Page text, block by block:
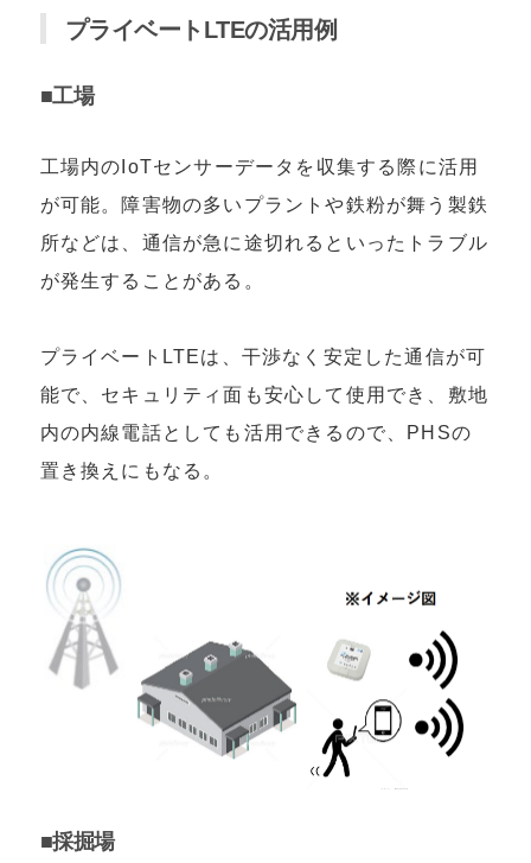
プライベートLTEの活用例
■工場
工場内のIoTセンサーデータを収集する際に活用
が可能。障害物の多いプラントや鉄粉が舞う製鉄
所などは、通信が急に途切れるといったトラブル
が発生することがある。
プライベートLTEは、干渉なく安定した通信が可
能で、セキュリティ面も安心して使用でき、敷地
内の内線電話としても活用できるので、PHSの
置き換えにもなる。
■採掘場